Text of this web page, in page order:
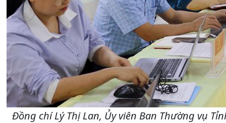
Đồng chí Lý Thị Lan, Ủy viên Ban Thường vụ